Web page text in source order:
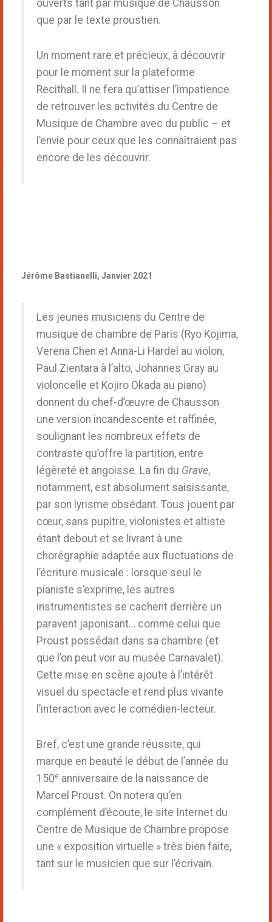
ouverts tant par musique de Chausson
que par le texte proustien.
Un moment rare et précieux, à découvrir
pour le moment sur la plateforme
Recithall. Il ne fera qu’attiser l’impatience
de retrouver les activités du Centre de
Musique de Chambre avec du public – et
l’envie pour ceux que les connaîtraient pas
encore de les découvrir.
Jérôme Bastianelli, Janvier 2021
Les jeunes musiciens du Centre de
musique de chambre de Paris (Ryo Kojima,
Verena Chen et Anna-Li Hardel au violon,
Paul Zientara à l’alto, Johannes Gray au
violoncelle et Kojiro Okada au piano)
donnent du chef-d’œuvre de Chausson
une version incandescente et raffinée,
soulignant les nombreux effets de
contraste qu’offre la partition, entre
légèreté et angoisse. La fin du Grave,
notamment, est absolument saisissante,
par son lyrisme obsédant. Tous jouent par
cœur, sans pupitre, violonistes et altiste
étant debout et se livrant à une
chorégraphie adaptée aux fluctuations de
l’écriture musicale : lorsque seul le
pianiste s’exprime, les autres
instrumentistes se cachent derrière un
paravent japonisant… comme celui que
Proust possédait dans sa chambre (et
que l’on peut voir au musée Carnavalet).
Cette mise en scène ajoute à l’intérêt
visuel du spectacle et rend plus vivante
l’interaction avec le comédien-lecteur.
Bref, c’est une grande réussite, qui
marque en beauté le début de l’année du
150e anniversaire de la naissance de
Marcel Proust. On notera qu’en
complément d’écoute, le site Internet du
Centre de Musique de Chambre propose
une « exposition virtuelle » très bien faite,
tant sur le musicien que sur l’écrivain.